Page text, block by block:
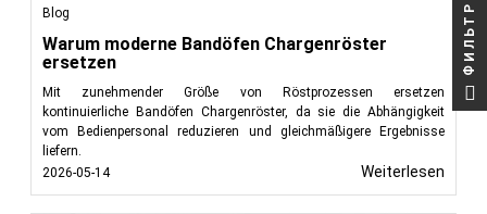
Blog
Warum moderne Bandöfen Chargenröster
ersetzen
Mit zunehmender Größe von Röstprozessen ersetzen
kontinuierliche Bandöfen Chargenröster, da sie die Abhängigkeit
vom Bedienpersonal reduzieren und gleichmäßigere Ergebnisse
liefern.
2026-05-14
Weiterlesen
ФИЛЬТР